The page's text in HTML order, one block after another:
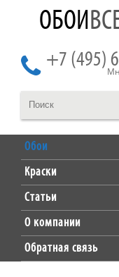
ОБОИ
+7 (495)
Обои
Краски
Статьи
О компании
Обратная связь